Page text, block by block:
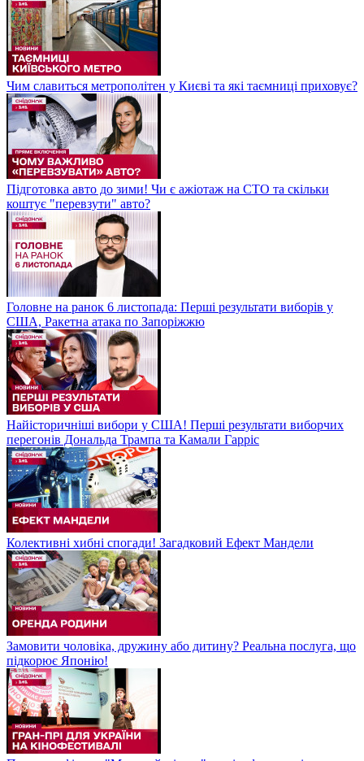
Чим славиться метрополітен у Києві та які таємниці приховує?
Підготовка авто до зими! Чи є ажіотаж на СТО та скільки
коштує "перевзути" авто?
Головне на ранок 6 листопада: Перші результати виборів у
США, Ракетна атака по Запоріжжю
Найісторичніші вибори у США! Перші результати виборчих
перегонів Дональда Трампа та Камали Гарріс
Колективні хибні спогади! Загадковий Ефект Мандели
Замовити чоловіка, дружину або дитину? Реальна послуга, що
підкорює Японію!